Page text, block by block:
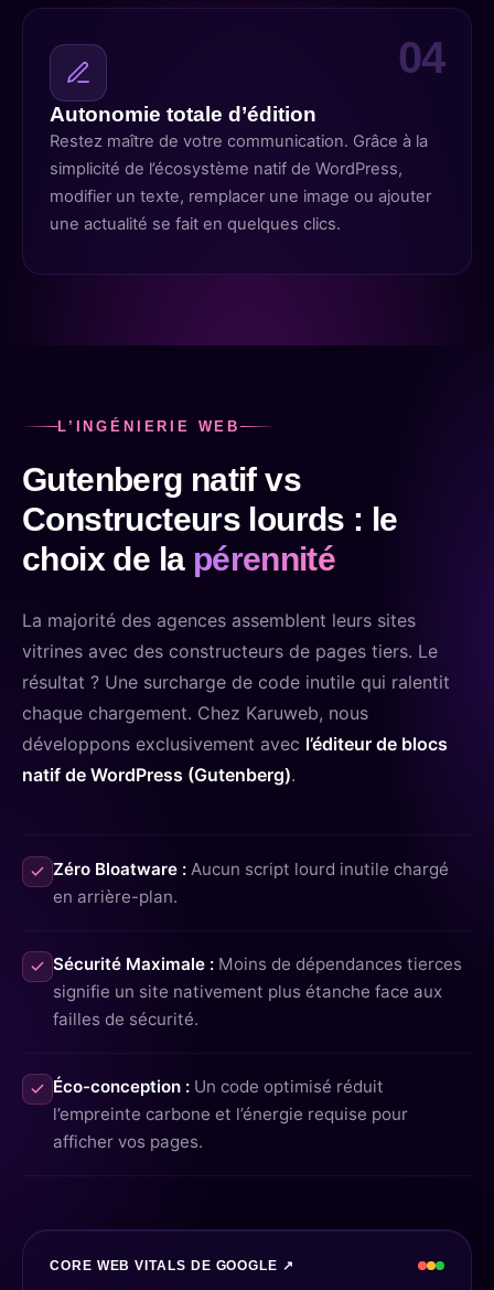
Autonomie totale d’édition
Restez maître de votre communication. Grâce à la
simplicité de l’écosystème natif de WordPress,
modifier un texte, remplacer une image ou ajouter
une actualité se fait en quelques clics.
L’INGÉNIERIE WEB
Gutenberg natif vs
Constructeurs lourds : le
choix de la pérennité
La majorité des agences assemblent leurs sites
vitrines avec des constructeurs de pages tiers. Le
résultat ? Une surcharge de code inutile qui ralentit
chaque chargement. Chez Karuweb, nous
développons exclusivement avec l’éditeur de blocs
natif de WordPress (Gutenberg).
Zéro Bloatware : Aucun script lourd inutile chargé
en arrière-plan.
Sécurité Maximale : Moins de dépendances tierces
signifie un site nativement plus étanche face aux
failles de sécurité.
Éco-conception : Un code optimisé réduit
l’empreinte carbone et l’énergie requise pour
afficher vos pages.
CORE WEB VITALS DE GOOGLE ↗